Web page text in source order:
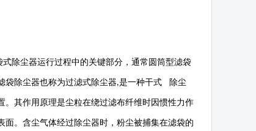
式除尘器运行过程中的关键部分，通常圆筒型滤袋
袋除尘器也称为过滤式除尘器,是一种干式 除尘
其作用原理是尘粒在绕过滤布纤维时因惯性力作
。含尘气体经过除尘器时，粉尘被捕集在滤袋的